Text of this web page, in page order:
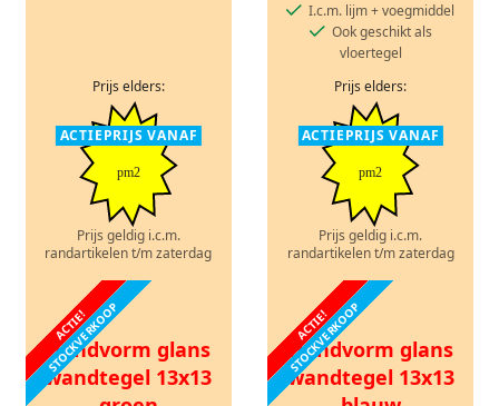
Prijs elders:
ACTIEPRIJS VANAF
pm2
Prijs geldig i.c.m.
randartikelen t/m zaterdag
I.c.m. lijm + voegmiddel
Ook geschikt als
vloertegel
Prijs elders:
ACTIEPRIJS VANAF
pm2
Prijs geldig i.c.m.
randartikelen t/m zaterdag
ACTIE!
STOCKVERKOOP
Handvorm glans
wandtegel 13x13
ACTIE!
STOCKVERKOOP
Handvorm glans
wandtegel 13x13